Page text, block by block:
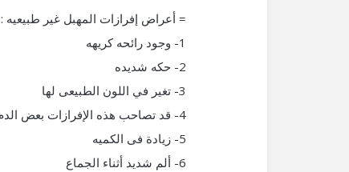
= أعراض إفرازات المهبل غير طبيعيه :
1- وجود رائحه كريهه
2- حكه شديده
3- تغير في اللون الطبيعى لها
4- قد تصاحب هذه الإفرازات بعض الدم
5- زيادة فى الكميه
6- ألم شديد أثناء الجماع